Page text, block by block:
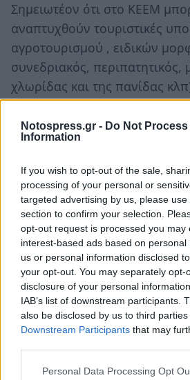
Notospress.gr - Do Not Process
Information
If you wish to opt-out of the sale,
processing of your personal or
targeted advertising by us, please
section to confirm your selection.
opt-out request is processed you may
interest-based ads based on
us or personal information disclosed
your opt-out. You may separately opt-
disclosure of your personal
IAB’s list of downstream participants.
also be disclosed by us to third
Downstream Participants that may
Personal Data Processing Opt
Σημειωτέον ότι στο ΚΕΕΜ
αναπτυχθούν τουριστικές
αγροτουρισμού , ειδικών
συνεδριακός, περιπατητικός,
χλωρίδας και της πανίδας
υπάρξει ενεργειακή
αξιοποίηση πρωτίστως των
ελιάς, καθώς και
Για να ανταποκριθεί στον
θα πρέπει να λειτουργήσει με
ανεπτυγμένων τεχνολογιών
Επικοινωνιών. Πρέπει να
έμπειρους επιστημονικούς
με εξειδίκευση στους τομείς
ΠΑΡΚΟΥ. Γι’ αυτό μια τέτοια
μπορεί να είναι
να διαμορφωθεί μια ευρεία
του δημόσιου και του
περιφέρειας .